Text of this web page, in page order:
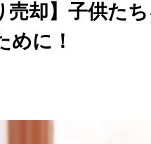
売却】子供た
めに！